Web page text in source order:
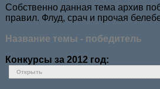
Собственно данная тема архив
правил. Флуд, срач и прочая
Название темы - победитель
Конкурсы за 2012 год:
Открыть